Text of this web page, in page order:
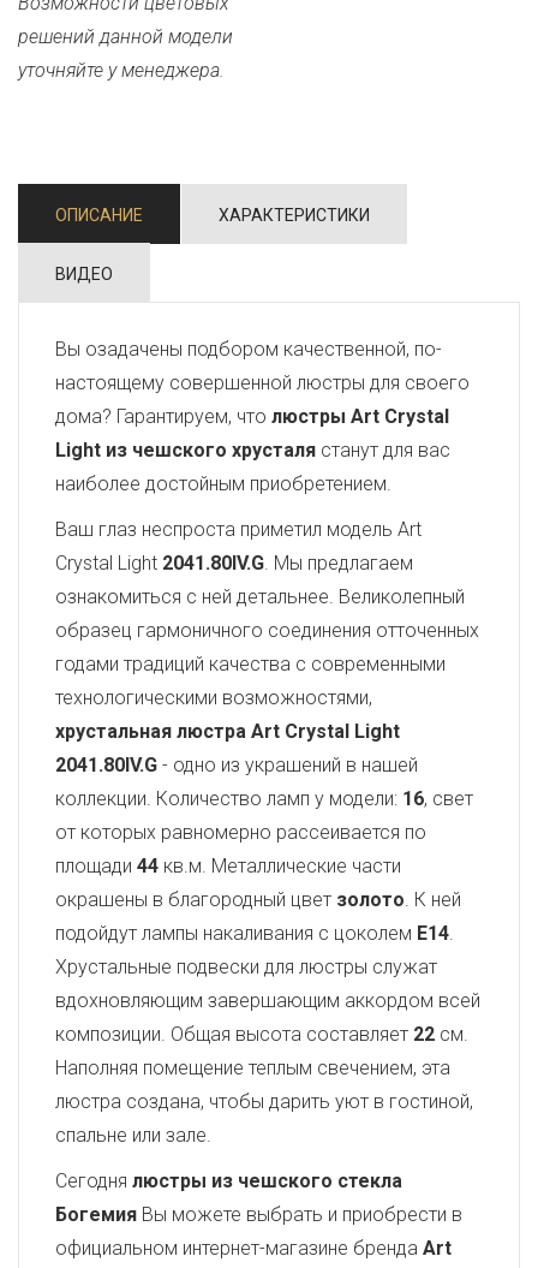
решений данной модели
уточняйте у менеджера.
ОПИСАНИЕ ХАРАКТЕРИСТИКИ
ВИДЕО
Вы озадачены подбором качественной, по-
настоящему совершенной люстры для своего
дома? Гарантируем, что люстры Art Crystal
Light из чешского хрусталя станут для вас
наиболее достойным приобретением.
Ваш глаз неспроста приметил модель Art
Crystal Light 2041.80IV.G. Мы предлагаем
ознакомиться с ней детальнее. Великолепный
образец гармоничного соединения отточенных
годами традиций качества с современными
технологическими возможностями,
хрустальная люстра Art Crystal Light
2041.80IV.G - одно из украшений в нашей
коллекции. Количество ламп у модели: 16, свет
от которых равномерно рассеивается по
площади 44 кв.м. Металлические части
окрашены в благородный цвет золото. К ней
подойдут лампы накаливания с цоколем E14.
Хрустальные подвески для люстры служат
вдохновляющим завершающим аккордом всей
композиции. Общая высота составляет 22 см.
Наполняя помещение теплым свечением, эта
люстра создана, чтобы дарить уют в гостиной,
спальне или зале.
Сегодня люстры из чешского стекла
Богемия Вы можете выбрать и приобрести в
официальном интернет-магазине бренда Art